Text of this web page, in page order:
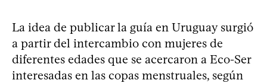
La idea de publicar la guía en Uruguay surgió
a partir del intercambio con mujeres de
diferentes edades que se acercaron a Eco-Ser
interesadas en las copas menstruales, según